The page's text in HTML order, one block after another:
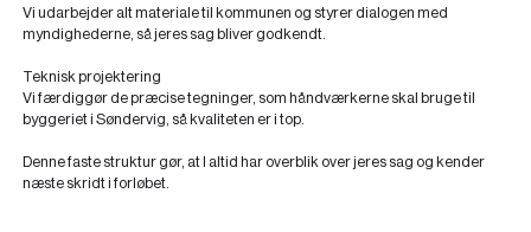
Vi udarbejder alt materiale til kommunen og styrer dialogen med
myndighederne, så jeres sag bliver godkendt.
Teknisk projektering
Vi færdiggør de præcise tegninger, som håndværkerne skal bruge til
byggeriet i Søndervig, så kvaliteten er i top.
Denne faste struktur gør, at I altid har overblik over jeres sag og kender
næste skridt i forløbet.